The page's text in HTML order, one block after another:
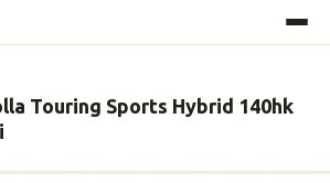
Touring Sports Hybrid 140hk